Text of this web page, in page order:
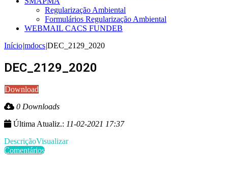
Regularização Ambiental
Formulários Regularização Ambiental
WEBMAIL CACS FUNDEB
Início|mdocs|DEC_2129_2020
DEC_2129_2020
Download
0 Downloads
Última Atualiz.: 11-02-2021 17:37
DescriçãoVisualizar
Comentários